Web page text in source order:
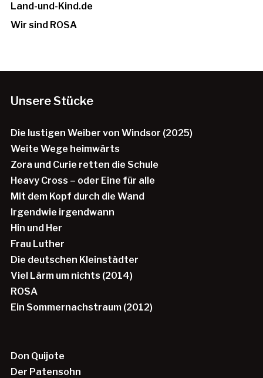
Land-und-Kind.de
Wir sind ROSA
Unsere Stücke
Die lustigen Weiber von Windsor (2025)
Weite Wege heimwärts
Zora und Curie retten die Schule
Heavy Cross – oder Eine für alle
Mit dem Kopf durch die Wand
Irgendwie irgendwann
Hin und Her
Frau Luther
Die deutschen Kleinstädter
Viel Lärm um nichts (2014)
ROSA
Ein Sommernachstraum (2012)
Don Quijote
Der Patensohn